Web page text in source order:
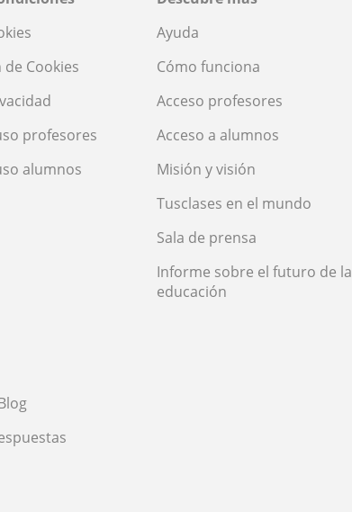
Cookies
profesores
alumnos
Ayuda
Cómo funciona
Acceso profesores
Acceso a alumnos
Misión y visión
Tusclases en el mundo
Sala de prensa
Informe sobre el futuro de la
educación